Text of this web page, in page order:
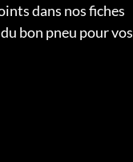
dans nos fiches
bon pneu pour vos